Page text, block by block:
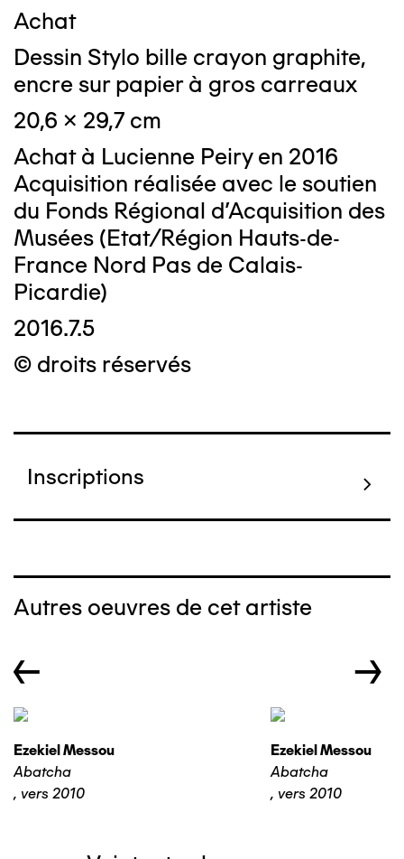
Achat
Dessin Stylo bille crayon graphite,
encre sur papier à gros carreaux
20,6 x 29,7 cm
Achat à Lucienne Peiry en 2016
Acquisition réalisée avec le soutien
du Fonds Régional d’Acquisition des
Musées (Etat/Région Hauts-de-
France Nord Pas de Calais-
Picardie)
2016.7.5
© droits réservés
Inscriptions
Autres oeuvres de cet artiste
← →
Ezekiel Messou
Abatcha
, vers 2010
Ezekiel Messou
Abatcha
, vers 2010